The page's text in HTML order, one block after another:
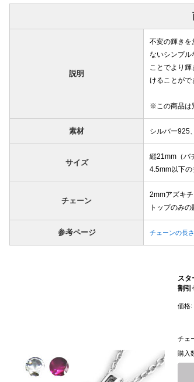
説明
不変の輝きを
ないシンプル
ことでより
けることがで
※この商品は
素材 シルバー925
サイズ
縦21mm（バ
4.5mm以下
チェーン
2mmアズキ
トップのみの
参考ページ チェーンの長
スタ
割引
価格:
チェ
購入